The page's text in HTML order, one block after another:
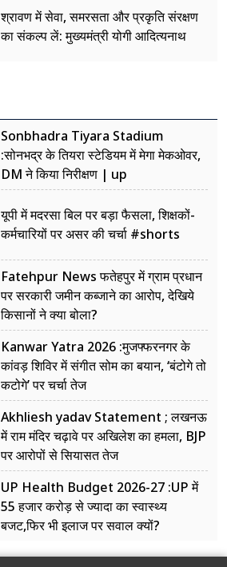
श्रावण में सेवा, समरसता और प्रकृति संरक्षण
का संकल्प लें: मुख्यमंत्री योगी आदित्यनाथ
Sonbhadra Tiyara Stadium
:सोनभद्र के तियरा स्टेडियम में मेगा मेकओवर,
DM ने किया निरीक्षण | up
यूपी में मदरसा बिल पर बड़ा फैसला, शिक्षकों-
कर्मचारियों पर असर की चर्चा #shorts
Fatehpur News फतेहपुर में ग्राम प्रधान
पर सरकारी जमीन कब्जाने का आरोप, देखिये
किसानों ने क्या बोला?
Kanwar Yatra 2026 :मुजफ्फरनगर के
कांवड़ शिविर में संगीत सोम का बयान, ‘बंटोगे तो
कटोगे’ पर चर्चा तेज
Akhliesh yadav Statement ; लखनऊ
में राम मंदिर चढ़ावे पर अखिलेश का हमला, BJP
पर आरोपों से सियासत तेज
UP Health Budget 2026-27 :UP में
55 हजार करोड़ से ज्यादा का स्वास्थ्य
बजट,फिर भी इलाज पर सवाल क्यों?